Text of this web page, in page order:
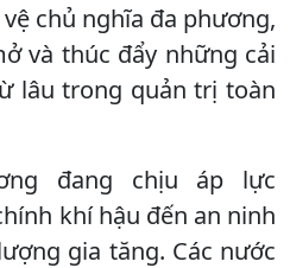
chủ nghĩa đa phương,
và thúc đẩy những cải
lâu trong quản trị toàn
đang chịu áp lực
khí hậu đến an ninh
gia tăng. Các nước